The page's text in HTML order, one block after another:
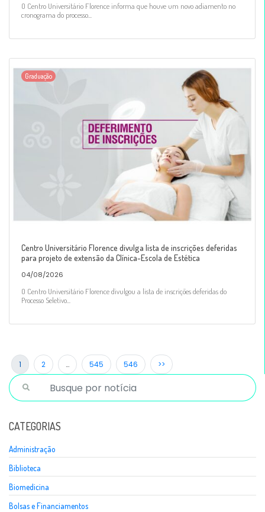
O Centro Universitário Florence informa que houve um novo adiamento no
cronograma do processo...
Graduação
Centro Universitário Florence divulga lista de inscrições deferidas
para projeto de extensão da Clínica-Escola de Estética
04/08/2026
O Centro Universitário Florence divulgou a lista de inscrições deferidas do
Processo Seletivo...
1 2 … 545 546 >>
CATEGORIAS
Administração
Biblioteca
Biomedicina
Bolsas e Financiamentos